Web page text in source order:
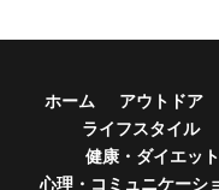
ホーム アウトドア
ライフスタイル
健康・ダイエット
心理・コミュニケーシ